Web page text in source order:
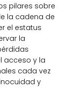
pilares sobre
la cadena de
el estatus
la
acceso y la
cada vez
y